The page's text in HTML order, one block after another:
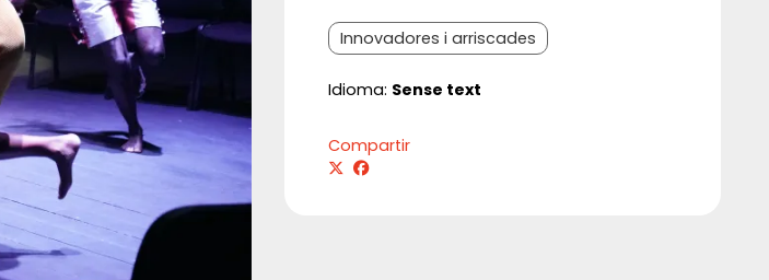
Innovadores i arriscades
Idioma: Sense text
Compartir